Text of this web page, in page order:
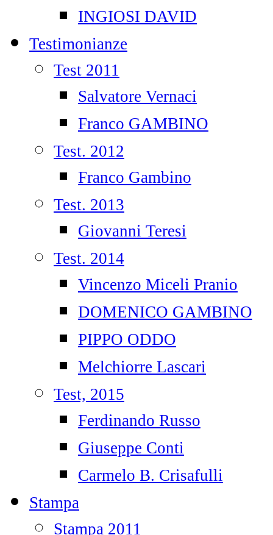
INGIOSI DAVID
Testimonianze
Test 2011
Salvatore Vernaci
Franco GAMBINO
Test. 2012
Franco Gambino
Test. 2013
Giovanni Teresi
Test. 2014
Vincenzo Miceli Pranio
DOMENICO GAMBINO
PIPPO ODDO
Melchiorre Lascari
Test, 2015
Ferdinando Russo
Giuseppe Conti
Carmelo B. Crisafulli
Stampa
Stampa 2011